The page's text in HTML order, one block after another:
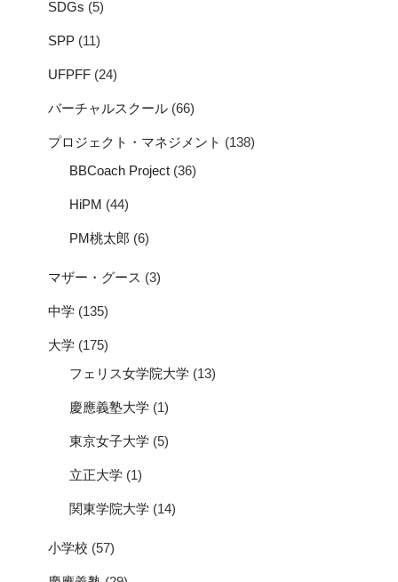
SDGs (5)
SPP (11)
UFPFF (24)
バーチャルスクール (66)
プロジェクト・マネジメント (138)
BBCoach Project (36)
HiPM (44)
PM桃太郎 (6)
マザー・グース (3)
中学 (135)
大学 (175)
フェリス女学院大学 (13)
慶應義塾大学 (1)
東京女子大学 (5)
立正大学 (1)
関東学院大学 (14)
小学校 (57)